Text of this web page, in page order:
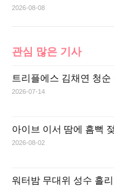
2026-08-08
관심 많은 기사
트리플에스 김채연 청순
2026-07-14
아이브 이서 땀에 흠뻑
2026-08-02
워터밤 무대위 성수 흘